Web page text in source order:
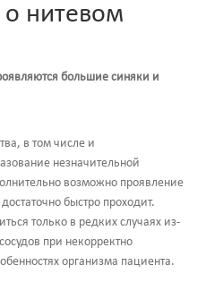
нитевом
большие синяки и
в том числе и
незначительной
возможно проявление
быстро проходит.
только в редких случаях из-
при некорректно
организма пациента.